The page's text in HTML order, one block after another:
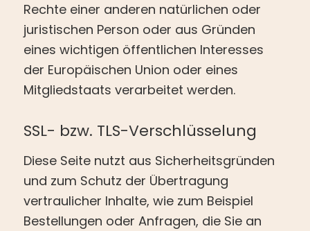
Rechte einer anderen natürlichen oder
juristischen Person oder aus Gründen
eines wichtigen öffentlichen Interesses
der Europäischen Union oder eines
Mitgliedstaats verarbeitet werden.
SSL- bzw. TLS-Verschlüsselung
Diese Seite nutzt aus Sicherheitsgründen
und zum Schutz der Übertragung
vertraulicher Inhalte, wie zum Beispiel
Bestellungen oder Anfragen, die Sie an